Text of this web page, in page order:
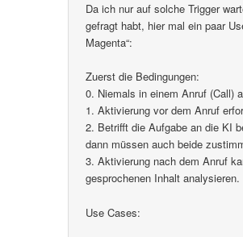
Da ich nur auf solche Trigger
gefragt habt, hier mal ein paar
Magenta“:
Zuerst die Bedingungen:
0. Niemals in einem Anruf (Call)
1. Aktivierung vor dem Anruf
2. Betrifft die Aufgabe an die KI
dann müssen auch beide
3. Aktivierung nach dem Anruf
gesprochenen Inhalt analysieren.
Use Cases: